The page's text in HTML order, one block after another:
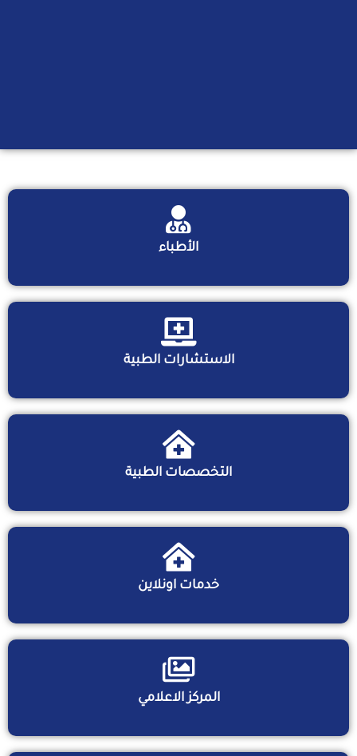
الأطباء
الاستشارات الطبية
التخصصات الطبية
خدمات اونلاين
المركز الاعلامي